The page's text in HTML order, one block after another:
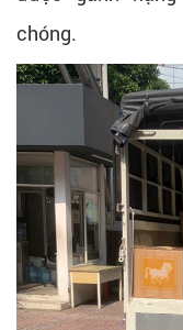
chóng.